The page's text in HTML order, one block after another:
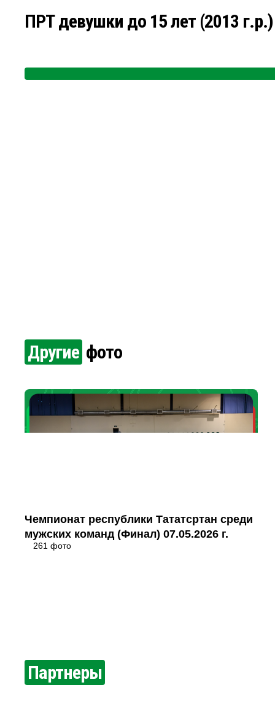
ПРТ девушки до 15 лет (2013
Другие фото
Чемпионат республики Тататсртан среди
мужских команд (Финал) 07.05.2026 г.
261 фото
Партнеры